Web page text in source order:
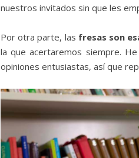
nuestros invitados sin que les
Por otra parte, las fresas son
la que acertaremos siempre.
opiniones entusiastas, así que